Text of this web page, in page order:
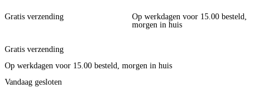
Gratis verzending
Op werkdagen voor 15.00 besteld,
morgen in huis
Gratis verzending
Op werkdagen voor 15.00 besteld, morgen in huis
Vandaag gesloten